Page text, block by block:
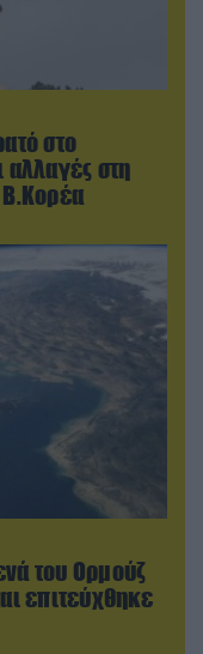
στο
αλλαγές στη
Β.Κορέα
του Ορμούζ
επιτεύχθηκε